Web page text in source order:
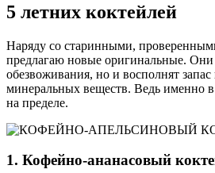
5 летних коктейлей
Наряду со старинными,
предлагаю новые оригинальные. Они
обезвоживания, но и восполнят
минеральных веществ. Ведь именно в
на пределе.
1. Кофейно-ананасовый